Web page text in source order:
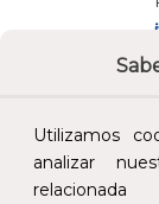
Utilizamos
analizar
relacionada